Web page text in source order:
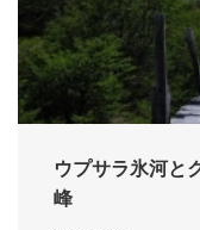
ウプサラ氷河と
峰